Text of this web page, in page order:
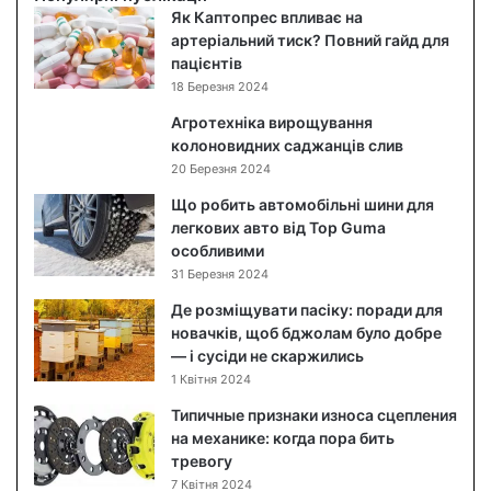
д
о
г
л
о
б
л
и
ч
я
м
:
я
к
п
о
Як Каптопрес впливає на
артеріальний тиск? Повний гайд для
пацієнтів
18 Березня 2024
Агротехніка вирощування
колоновидних саджанців слив
20 Березня 2024
Що робить автомобільні шини для
легкових авто від Top Guma
особливими
31 Березня 2024
Де розміщувати пасіку: поради для
новачків, щоб бджолам було добре
— і сусіди не скаржились
1 Квітня 2024
Типичные признаки износа сцепления
на механике: когда пора бить
тревогу
7 Квітня 2024